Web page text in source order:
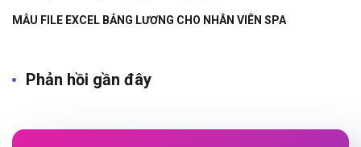
MẪU FILE EXCEL BẢNG LƯƠNG CHO NHÂN VIÊN SPA
Phản hồi gần đây